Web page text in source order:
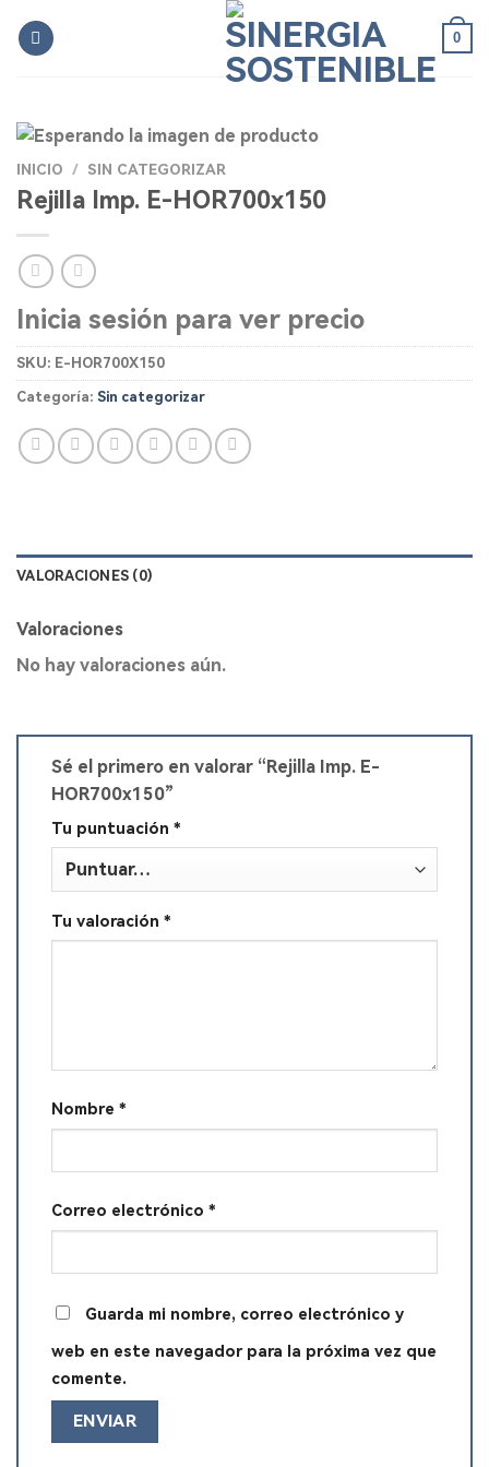
0
INICIO / SIN CATEGORIZAR
Rejilla Imp. E-HOR700x150
Inicia sesión para ver precio
SKU: E-HOR700X150
Categoría: Sin categorizar
VALORACIONES (0)
Valoraciones
No hay valoraciones aún.
Sé el primero en valorar “Rejilla Imp. E-
HOR700x150”
Tu puntuación *
Tu valoración *
Nombre *
Correo electrónico *
Guarda mi nombre, correo electrónico y
web en este navegador para la próxima vez que
comente.